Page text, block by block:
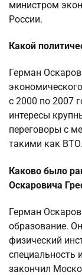
министром
России.
Какой
Герман
с 2000 по 2007
интересы
переговоры с
такими как ВТО.
Каково было
Оскаровича
Герман
образование.
физический
специальность
закончил